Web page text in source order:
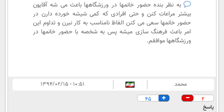
به نظر بنده حضور خانمها در ورزشگاهها باعث می شه آقایون
بیشتر مراعات کنن و حتی افرادی که کمی شیشه خورده دارن در
حضور خانمها سعی می کنن الفاظ نامناسب به کار نبرن و تداوم این
امر باعث فرهنگ سازی میشه پس به شخصه با حضور خانمها در
ورزشگاهها موافقم.
محمد
۱۰:۵۱ - ۱۳۹۴/۰۲/۱۵
2
45
پاسخ